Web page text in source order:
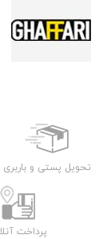
تحویل پستی و باربری
پرداخت